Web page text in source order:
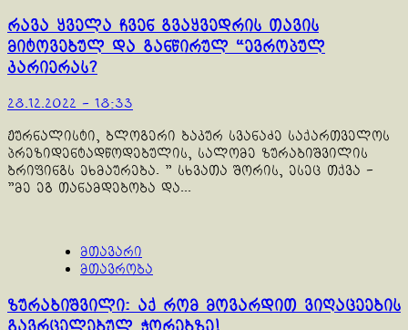
რავა ყველა ჩვენ გვაყვედრის თავის
მიტოვებულ და განწირულ “ევროპულ
კარიერას?
28.12.2022 - 18:33
ჟურნალისტი, ბლოგერი ბაკურ სვანაძე საქართველოს
პრეზიდენტადწოდებულის, სალომე ზურაბიშვილის
ბრიფინგს ეხმაურება. " სხვათა შორის, ესეც თქვა -
"მე ეგ თანამდებობა და...
მთავარი
მთავრობა
ზურაბიშვილი: აქ რომ მოვარდით ვიღაცეების